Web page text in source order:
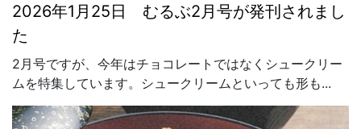
2026年1月25日 むるぶ2月号が発刊されまし
た
2月号ですが、今年はチョコレートではなくシュークリー
ムを特集しています。シュークリームといっても形も...